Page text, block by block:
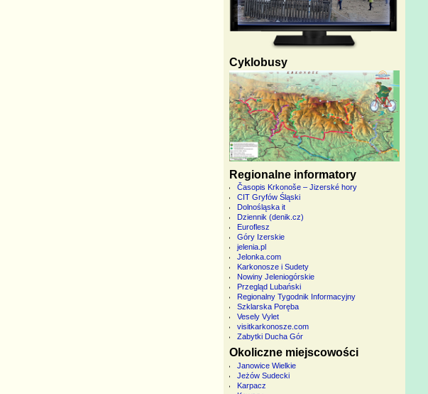
Cyklobusy
Regionalne informatory
Časopis Krkonoše – Jizerské hory
CIT Gryfów Śląski
Dolnośląska it
Dziennik (denik.cz)
Euroflesz
Góry Izerskie
jelenia.pl
Jelonka.com
Karkonosze i Sudety
Nowiny Jeleniogórskie
Przegląd Lubański
Regionalny Tygodnik Informacyjny
Szklarska Poręba
Vesely Vylet
visitkarkonosze.com
Zabytki Ducha Gór
Okoliczne miejscowości
Janowice Wielkie
Jeżów Sudecki
Karpacz